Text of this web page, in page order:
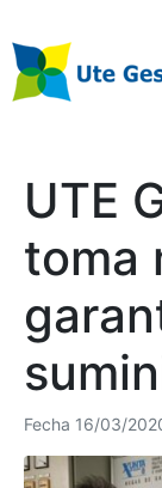
UTE
toma
Fecha 16/03/